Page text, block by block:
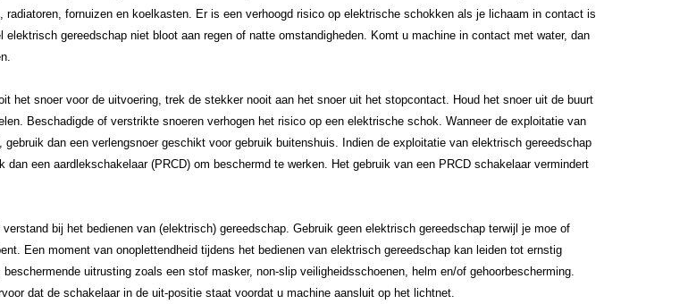
radiatoren, fornuizen en koelkasten. Er is een verhoogd risico op elektrische schokken als je lichaam in contact is
gereedschap niet bloot aan regen of natte omstandigheden. Komt u machine in contact met water, dan
het snoer voor de uitvoering, trek de stekker nooit aan het snoer uit het stopcontact. Houd het snoer uit de buurt
Beschadigde of verstrikte snoeren verhogen het risico op een elektrische schok. Wanneer de exploitatie van
dan een verlengsnoer geschikt voor gebruik buitenshuis. Indien de exploitatie van elektrisch gereedschap
een aardlekschakelaar (PRCD) om beschermd te werken. Het gebruik van een PRCD schakelaar vermindert
bij het bedienen van (elektrisch) gereedschap. Gebruik geen elektrisch gereedschap terwijl je moe of
Een moment van onoplettendheid tijdens het bedienen van elektrisch gereedschap kan leiden tot ernstig
uitrusting zoals een stof masker, non-slip veiligheidsschoenen, helm en/of gehoorbescherming.
dat de schakelaar in de uit-positie staat voordat u machine aansluit op het lichtnet.